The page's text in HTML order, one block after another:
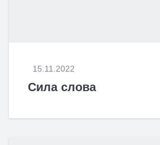
15.11.2022
Сила слова